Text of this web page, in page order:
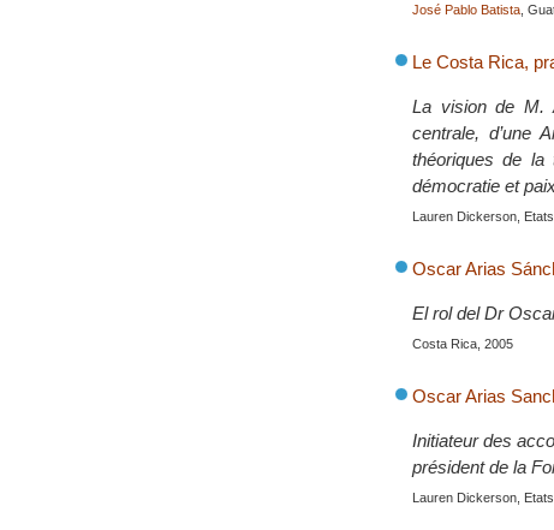
José Pablo Batista ,
Le Costa Rica,
La vision de M.
centrale, d’une
théoriques de la
démocratie et
Lauren Dickerson,
Oscar Arias
El rol del Dr
Costa Rica, 2005
Oscar Arias
Initiateur des
président de la
Lauren Dickerson,